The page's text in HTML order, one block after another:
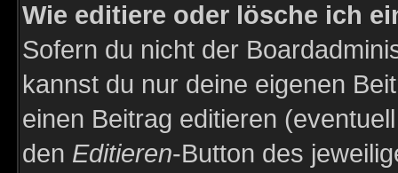
Wie editiere oder lösche ich
Sofern du nicht der
kannst du nur deine eigenen
einen Beitrag editieren
den Editieren-Button des